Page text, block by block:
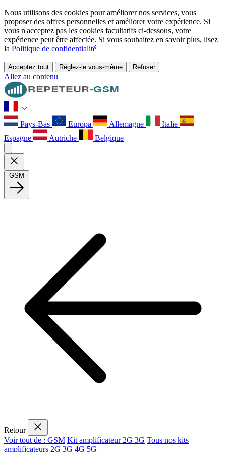
Nous utilisons des cookies pour améliorer nos services, vous
proposer des offres personnelles et améliorer votre expérience. Si
vous n'acceptez pas les cookies facultatifs ci-dessous, votre
expérience peut être affectée. Si vous souhaitez en savoir plus, lisez
la Politique de confidentialité
Acceptez tout Réglez-le vous-même Refuser
Allez au contenu
Pays-Bas Europa Allemagne
Italie
Espagne
Autriche Belgique
GSM
Retour
Voir tout de : GSM Kit amplificateur 2G 3G Tous nos kits
amplificateurs 2G 3G 4G 5G